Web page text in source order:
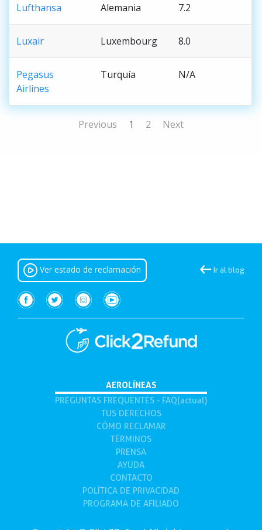
Lufthansa Alemania 7.2
Luxair Luxembourg 8.0
Pegasus
Airlines
Turquía N/A
Previous 1 2 Next
Ver estado de reclamación Ir al blog
AEROLÍNEAS
PREGUNTAS FREQUENTES - FAQ(actual)(current)
TUSDERECHOS
CÓMO RECLAMAR
TÉRMINOS
PRENSA
AYUDA
CONTACTO
POLÍTICA DE PRIVACIDAD
PROGRAMA DE AFILIADO